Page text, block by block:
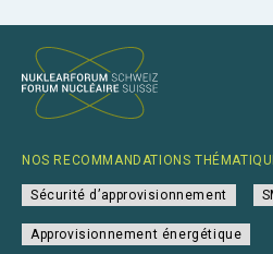
NOS RECOMMANDATIONS
Sécurité d’approvisionnement
Approvisionnement énergétique